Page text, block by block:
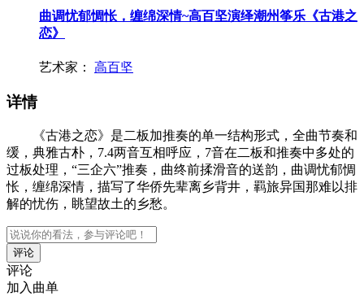
曲调忧郁惆怅，缠绵深情~高百坚演绎潮州筝乐《古港之
恋》
艺术家： 高百坚
详情
《古港之恋》是二板加推奏的单一结构形式，全曲节奏和
缓，典雅古朴，7.4两音互相呼应，7音在二板和推奏中多处的
过板处理，“三企六”推奏，曲终前揉滑音的送韵，曲调忧郁惆
怅，缠绵深情，描写了华侨先辈离乡背井，羁旅异国那难以排
解的忧伤，眺望故土的乡愁。
评论
加入曲单